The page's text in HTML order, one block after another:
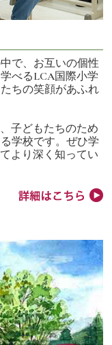
で、お互いの個性
べるLCA国際小学
ちの笑顔があふれ
子どもたちのため
学校です。ぜひ学
より深く知ってい